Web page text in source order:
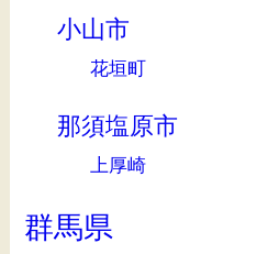
小山市
花垣町
那須塩原市
上厚崎
群馬県